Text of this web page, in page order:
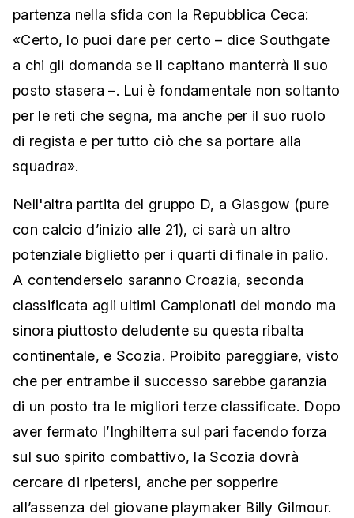
partenza nella sfida con la Repubblica Ceca:
«Certo, lo puoi dare per certo – dice Southgate
a chi gli domanda se il capitano manterrà il suo
posto stasera –. Lui è fondamentale non soltanto
per le reti che segna, ma anche per il suo ruolo
di regista e per tutto ciò che sa portare alla
squadra».
Nell'altra partita del gruppo D, a Glasgow (pure
con calcio d’inizio alle 21), ci sarà un altro
potenziale biglietto per i quarti di finale in palio.
A contenderselo saranno Croazia, seconda
classificata agli ultimi Campionati del mondo ma
sinora piuttosto deludente su questa ribalta
continentale, e Scozia. Proibito pareggiare, visto
che per entrambe il successo sarebbe garanzia
di un posto tra le migliori terze classificate. Dopo
aver fermato l’Inghilterra sul pari facendo forza
sul suo spirito combattivo, la Scozia dovrà
cercare di ripetersi, anche per sopperire
all’assenza del giovane playmaker Billy Gilmour.